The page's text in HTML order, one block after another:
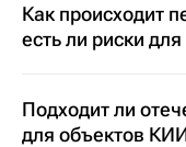
Как происходит
есть ли риски
Подходит ли
для объектов